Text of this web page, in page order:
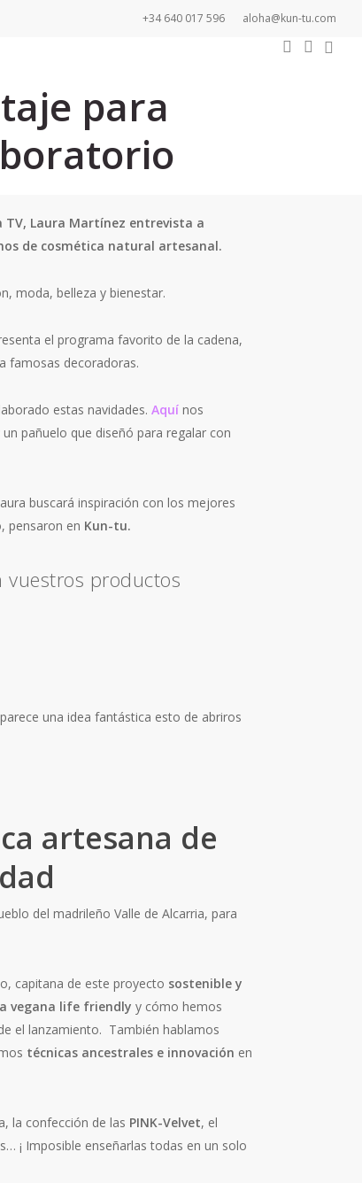
+34 640 017 596 aloha@kun-tu.com
search
para
TV, Laura Martínez entrevista a
de cosmética natural artesanal.
moda, belleza y bienestar.
el programa favorito de la cadena,
famosas decoradoras.
estas navidades. Aquínos
pañuelo que diseñó para regalar con
buscará inspiración con los mejores
pensaron en Kun-tu.
vuestros productos
una idea fantástica esto de abriros
artesana de
del madrileño Valle de Alcarria, para
capitana de este proyecto sostenible y
vegana life friendly y cómo hemos
el lanzamiento. También hablamos
técnicas ancestrales e innovación en
la confección de las PINK-Velvet, el
¡ Imposible enseñarlas todas en un solo